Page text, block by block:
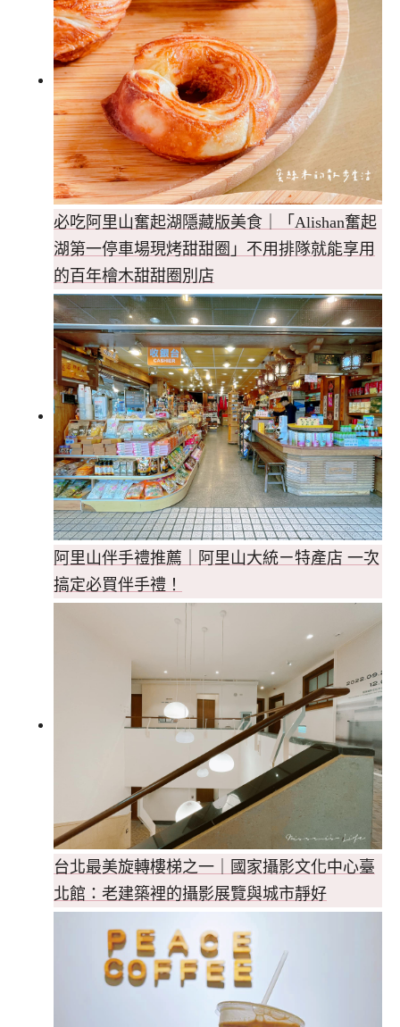
必吃阿里山奮起湖隱藏版美食｜「Alishan奮起
湖第一停車場現烤甜甜圈」不用排隊就能享用
的百年檜木甜甜圈別店
阿里山伴手禮推薦｜阿里山大統ㄧ特產店 一次
搞定必買伴手禮！
台北最美旋轉樓梯之一｜國家攝影文化中心臺
北館：老建築裡的攝影展覽與城市靜好